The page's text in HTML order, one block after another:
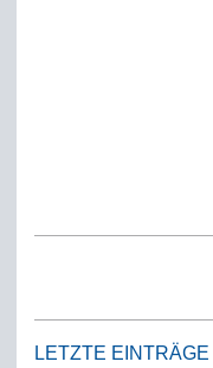
LETZTE EINTRÄGE